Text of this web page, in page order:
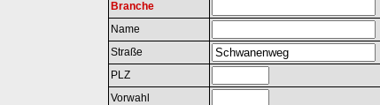
Branche
Name
Straße
PLZ
Vorwahl